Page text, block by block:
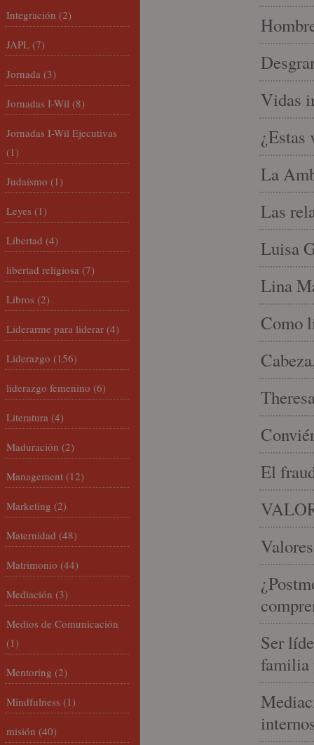
Vidas
¿Estas
La
Las
Luisa
Lina
Como
El
Ser
familia
Integración (2)
JAPL (7)
Jornada (3)
Jornadas I-Wil (8)
Jornadas I-Wil Ejecutivas
(1)
Judaísmo (1)
Leyes (1)
Libertad (4)
libertad religiosa (7)
Libros (2)
Liderarme para liderar (4)
Liderazgo (156)
liderazgo femenino (6)
Literatura (4)
Maduración (2)
Management (12)
Marketing (2)
Maternidad (48)
Matrimonio (44)
Mediación (3)
Medios de Comunicación
(1)
Mentoring (2)
Mindfulness (1)
misión (40)